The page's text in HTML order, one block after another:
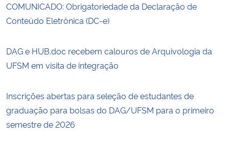
COMUNICADO: Obrigatoriedade da Declaração de
Conteúdo Eletrônica (DC-e)
DAG e HUB.doc recebem calouros de Arquivologia da
UFSM em visita de integração
Inscrições abertas para seleção de estudantes de
graduação para bolsas do DAG/UFSM para o primeiro
semestre de 2026